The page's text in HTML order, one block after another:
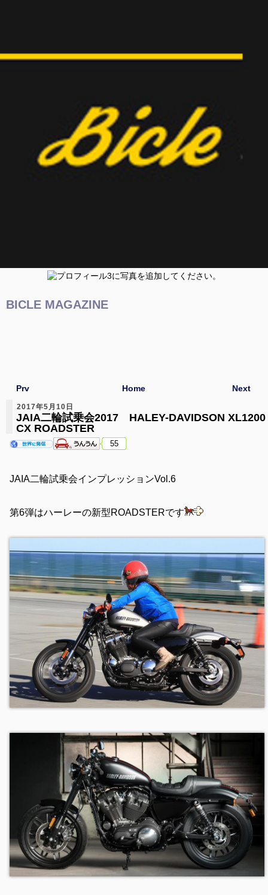
BICLE MAGAZINE
Next
Prv Home
2017年5月10日
JAIA二輪試乗会2017 HALEY-DAVIDSON XL1200
CX ROADSTER
55
JAIA二輪試乗会インプレッションVol.6
第6弾はハーレーの新型ROADSTERです